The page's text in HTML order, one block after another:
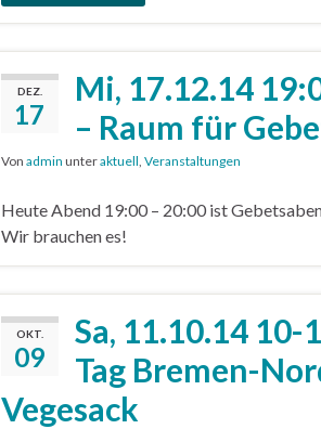
DEZ.
17
Mi, 17.12.14
– Raum für
Von admin unteraktuell Veranstaltungen
Heute Abend 19:00 – 20:00 ist
Wir brauchen es!
OKT.
09
Sa, 11.10.14
Tag Bremen-
Vegesack